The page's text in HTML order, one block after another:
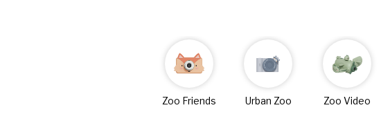
Zoo Friends Urban Zoo Zoo Video